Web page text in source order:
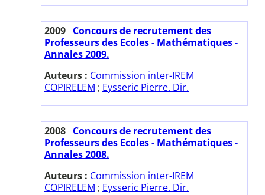
2009 Concours de recrutement des
Professeurs des Ecoles - Mathématiques -
Annales 2009.
Auteurs : Commission inter-IREM
COPIRELEM ; Eysseric Pierre. Dir.
2008 Concours de recrutement des
Professeurs des Ecoles - Mathématiques -
Annales 2008.
Auteurs : Commission inter-IREM
COPIRELEM ; Eysseric Pierre. Dir.